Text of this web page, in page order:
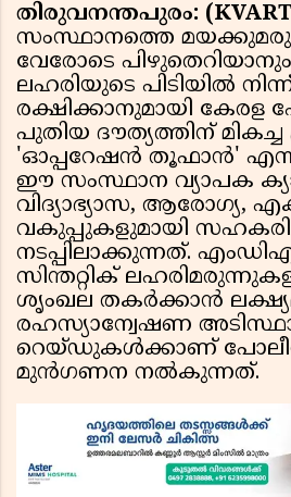
തിരുവനന്തപുരം:
സംസ്ഥാനത്തെ
വേരോടെ
ലഹരിയുടെ പിടിയിൽ
രക്ഷിക്കാനുമായി കേരള
പുതിയ ദൗത്യത്തിന്
'ഓപ്പറേഷൻ തൂഫാൻ' എന്ന്
ഈ സംസ്ഥാന വ്യാപക
വിദ്യാഭ്യാസ,
വകുപ്പുകളുമായി
നടപ്പിലാക്കുന്നത്.
സിന്തറ്റിക്
ശൃംഖല തകർക്കാൻ
രഹസ്യാന്വേഷണ
റെയ്ഡുകൾക്കാണ്
മുൻഗണന നൽകുന്നത്.